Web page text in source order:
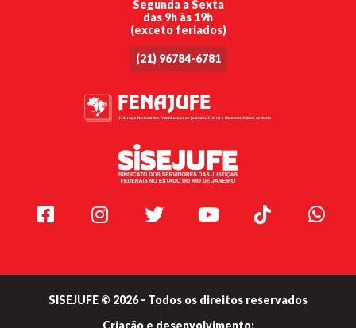
Segunda a Sexta
das 9h às 19h
(exceto feriados)
(21) 96784-6781
Facebook Instagram Twitter Youtube TikTok
SISEJUFE © 2026 - Todos os direitos reservados
Criação e desenvolvimento: